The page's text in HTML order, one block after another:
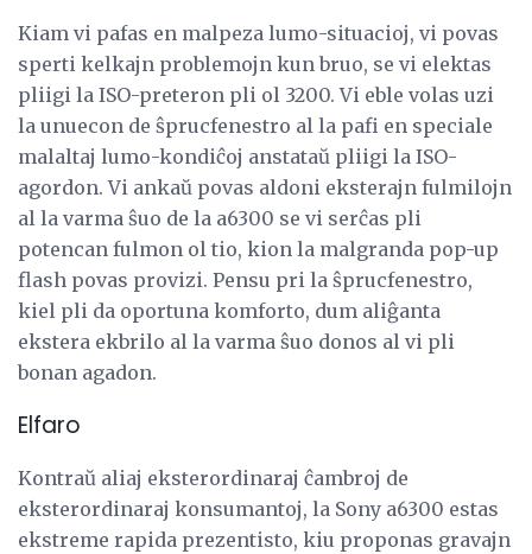
Kiam vi pafas en malpeza lumo-situacioj, vi povas
sperti kelkajn problemojn kun bruo, se vi elektas
pliigi la ISO-preteron pli ol 3200. Vi eble volas uzi
la unuecon de ŝprucfenestro al la pafi en speciale
malaltaj lumo-kondiĉoj anstataŭ pliigi la ISO-
agordon. Vi ankaŭ povas aldoni eksterajn fulmilojn
al la varma ŝuo de la a6300 se vi serĉas pli
potencan fulmon ol tio, kion la malgranda pop-up
flash povas provizi. Pensu pri la ŝprucfenestro,
kiel pli da oportuna komforto, dum aliĝanta
ekstera ekbrilo al la varma ŝuo donos al vi pli
bonan agadon.
Elfaro
Kontraŭ aliaj eksterordinaraj ĉambroj de
eksterordinaraj konsumantoj, la Sony a6300 estas
ekstreme rapida prezentisto, kiu proponas gravajn